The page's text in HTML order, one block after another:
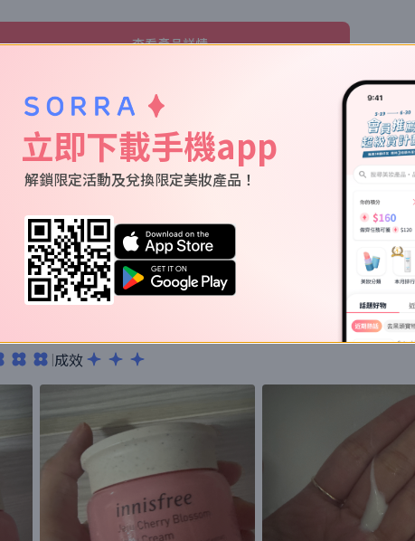
查看產品詳情
價
| 540則評價
能力都唔算快，所以有輕微油膩嘅感覺，油肌膚唔適合
|成效
立即下載手機app
解鎖限定活動及兌換限定美妝產品！